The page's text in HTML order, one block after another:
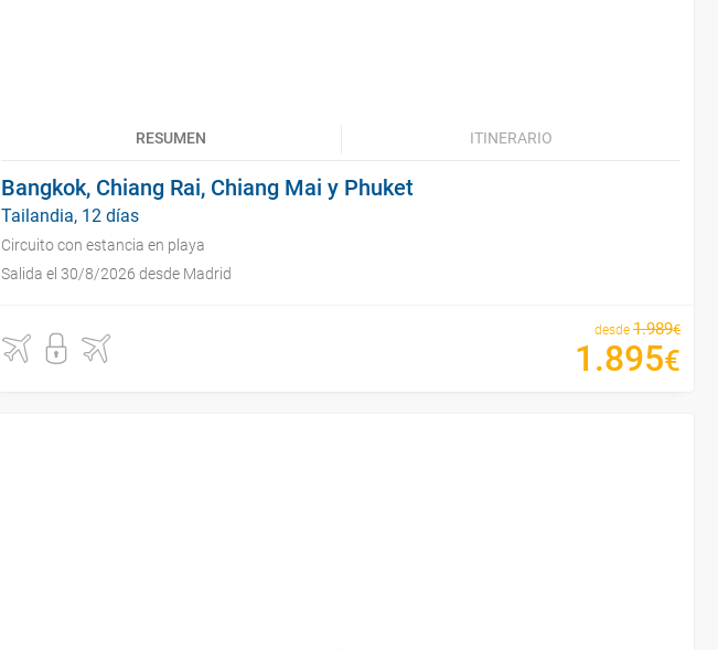
RESUMEN ITINERARIO
Bangkok, Chiang Rai, Chiang Mai y Phuket
Tailandia, 12 días
Circuito con estancia en playa
Salida el 30/8/2026 desde Madrid
desde 1.989€
1 .895€